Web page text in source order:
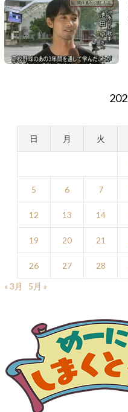
日 月 火
5 6 7
12 13 14
19 20 21
26 27 28
« 3月
5月 »